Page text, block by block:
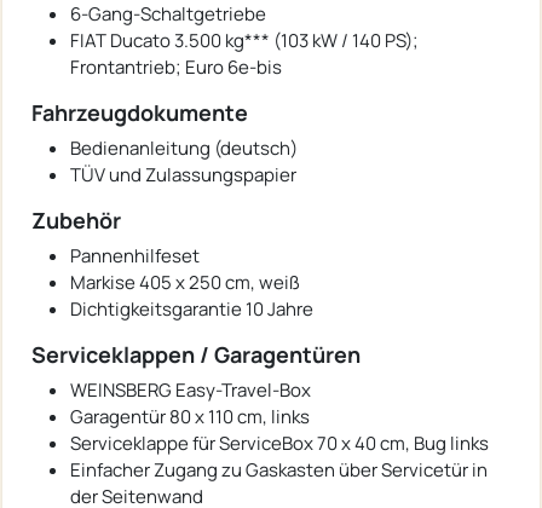
6-Gang-Schaltgetriebe
FIAT Ducato 3.500 kg*** (103 kW / 140 PS);
Frontantrieb; Euro 6e-bis
Fahrzeugdokumente
Bedienanleitung (deutsch)
TÜV und Zulassungspapier
Zubehör
Pannenhilfeset
Markise 405 x 250 cm, weiß
Dichtigkeitsgarantie 10 Jahre
Serviceklappen / Garagentüren
WEINSBERG Easy-Travel-Box
Garagentür 80 x 110 cm, links
Serviceklappe für ServiceBox 70 x 40 cm, Bug links
Einfacher Zugang zu Gaskasten über Servicetür in
der Seitenwand